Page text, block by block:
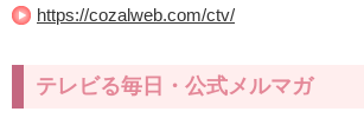
https://cozalweb.com/ctv/
テレビる毎日・公式メルマガ